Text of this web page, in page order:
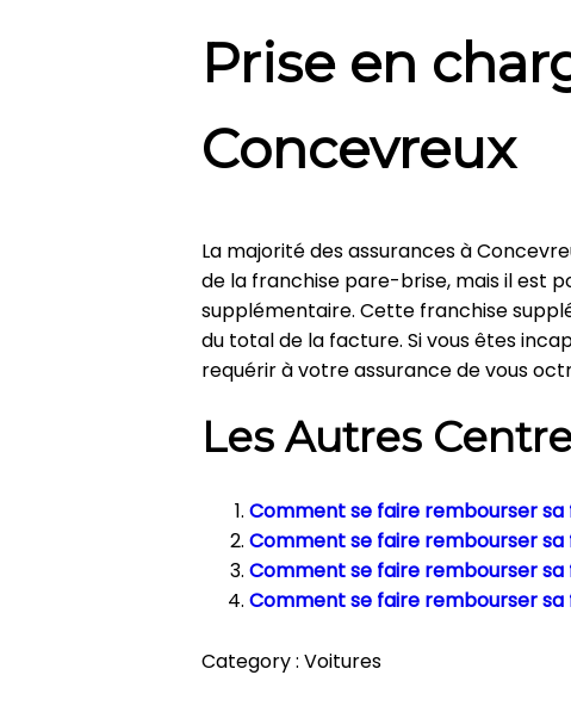
Prise en
Concevreux
La majorité des assurances à
de la franchise pare-brise, mais il est
supplémentaire. Cette franchise
du total de la facture. Si vous êtes
requérir à votre assurance de vous
Les Autres
Comment se faire rembourser
Comment se faire rembourser
Comment se faire rembourser
Comment se faire rembourser
Category : Voitures